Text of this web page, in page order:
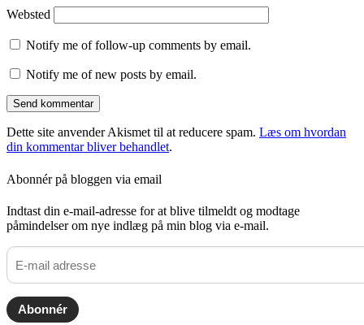
Websted
Notify me of follow-up comments by email.
Notify me of new posts by email.
Dette site anvender Akismet til at reducere spam. Læs om hvordan
din kommentar bliver behandlet.
Abonnér på bloggen via email
Indtast din e-mail-adresse for at blive tilmeldt og modtage
påmindelser om nye indlæg på min blog via e-mail.
E-
mail
adresse
Abonnér